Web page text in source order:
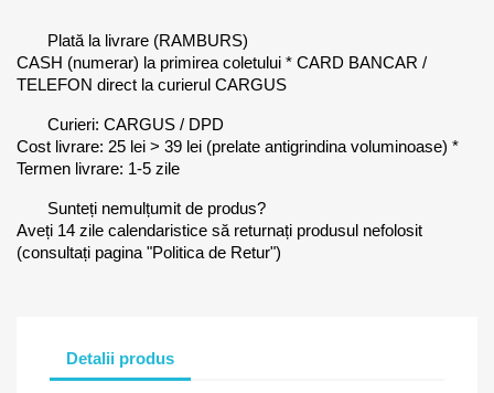
Plată la livrare (RAMBURS)
CASH (numerar) la primirea coletului * CARD BANCAR /
TELEFON direct la curierul CARGUS
Curieri: CARGUS / DPD
Cost livrare: 25 lei > 39 lei (prelate antigrindina voluminoase) *
Termen livrare: 1-5 zile
Sunteți nemulțumit de produs?
Aveți 14 zile calendaristice să returnați produsul nefolosit
(consultați pagina "Politica de Retur")
Detalii produs